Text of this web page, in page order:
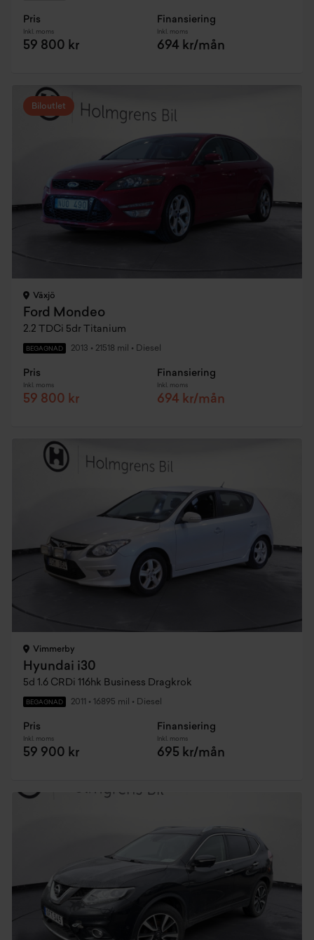
Pris
Inkl. moms
59 800 kr
Finansiering
Inkl. moms
694 kr/mån
Biloutlet
Växjö
Ford Mondeo
2.2 TDCi 5dr Titanium
BEGAGNAD 2013 • 21518 mil • Diesel
Pris
Inkl. moms
59 800 kr
Finansiering
Inkl. moms
694 kr/mån
Vimmerby
Hyundai i30
5d 1.6 CRDi 116hk Business Dragkrok
BEGAGNAD 2011 • 16895 mil • Diesel
Pris
Inkl. moms
59 900 kr
Finansiering
Inkl. moms
695 kr/mån